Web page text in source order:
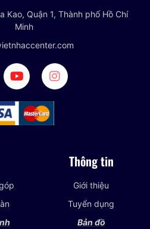
Kao, Quận 1, Thành phố Hồ Chí
Minh
Thông tin
Giới thiệu
Tuyển dụng
Bản đồ